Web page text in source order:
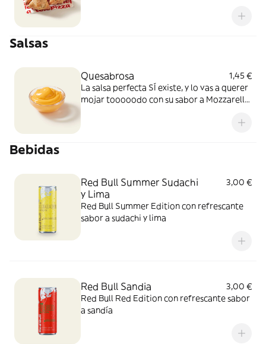
Salsas
Quesabrosa
1,45 €
La salsa perfecta SÍ existe, y lo vas a querer
mojar tooooodo con su sabor a Mozzarella
Bebidas
Red Bull Summer Sudachi
y Lima
3,00 €
Red Bull Summer Edition con refrescante
sabor a sudachi y lima
Red Bull Sandia
3,00 €
Red Bull Red Edition con refrescante sabor
a sandía